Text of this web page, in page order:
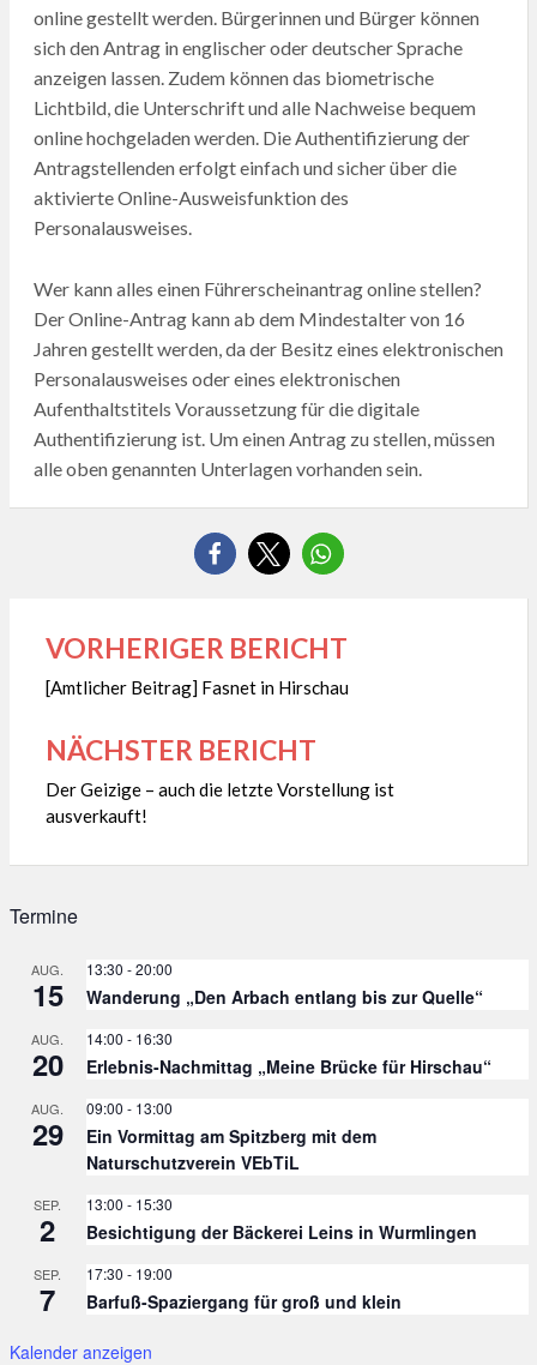
online gestellt werden. Bürgerinnen und Bürger können
sich den Antrag in englischer oder deutscher Sprache
anzeigen lassen. Zudem können das biometrische
Lichtbild, die Unterschrift und alle Nachweise bequem
online hochgeladen werden. Die Authentifizierung der
Antragstellenden erfolgt einfach und sicher über die
aktivierte Online-Ausweisfunktion des
Personalausweises.
Wer kann alles einen Führerscheinantrag online stellen?
Der Online-Antrag kann ab dem Mindestalter von 16
Jahren gestellt werden, da der Besitz eines elektronischen
Personalausweises oder eines elektronischen
Aufenthaltstitels Voraussetzung für die digitale
Authentifizierung ist. Um einen Antrag zu stellen, müssen
alle oben genannten Unterlagen vorhanden sein.
Beitragsnavigation
VORHERIGER BERICHT
[Amtlicher Beitrag] Fasnet in Hirschau
NÄCHSTER BERICHT
Der Geizige – auch die letzte Vorstellung ist
ausverkauft!
Termine
AUG.
15
13:30 -20:00
Wanderung „Den Arbach entlang bis zur Quelle“
AUG.
20
14:00 - 16:30
Erlebnis-Nachmittag „Meine Brücke für Hirschau“
AUG.
29
09:00 - 13:00
Ein Vormittag am Spitzberg mit dem
Naturschutzverein VEbTiL
SEP.
2
13:00 - 15:30
Besichtigung der Bäckerei Leins in Wurmlingen
SEP.
7
17:30 - 19:00
Barfuß-Spaziergang für groß und klein
Kalender anzeigen